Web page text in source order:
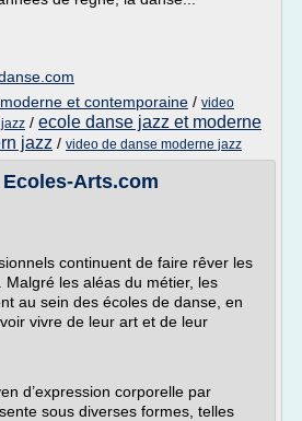
et contemporaine / video
/ ecole danse jazz et moderne
jazz / video de danse moderne jazz
Arts.com
continuent de faire rêver les
Malgré les aléas du métier, les
au sein des écoles de danse, en
vivre de leur art et de leur
d’expression corporelle par
sous diverses formes, telles